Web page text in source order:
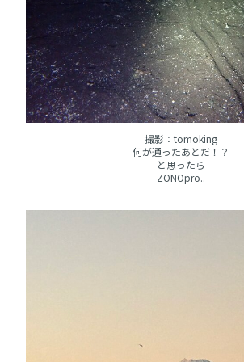
撮影：tomoking
何が通ったあとだ！？
と思ったら
ZONOpro..